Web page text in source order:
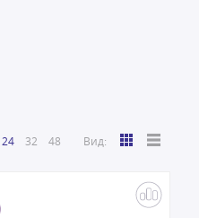
24 32 48 Вид: